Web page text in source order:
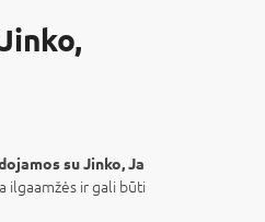
su Jinko, Ja
ilgaamžės ir gali būti